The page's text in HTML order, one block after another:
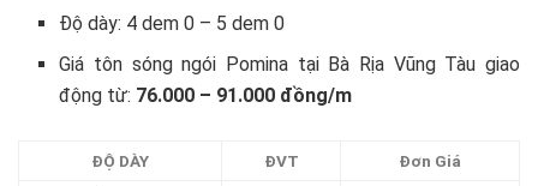
Độ dày: 4 dem 0 – 5 dem 0
Giá tôn sóng ngói Pomina tại Bà Rịa Vũng Tàu giao
động từ: 76.000 – 91.000 đồng/m
ĐỘ DÀY ĐVT Đơn Giá